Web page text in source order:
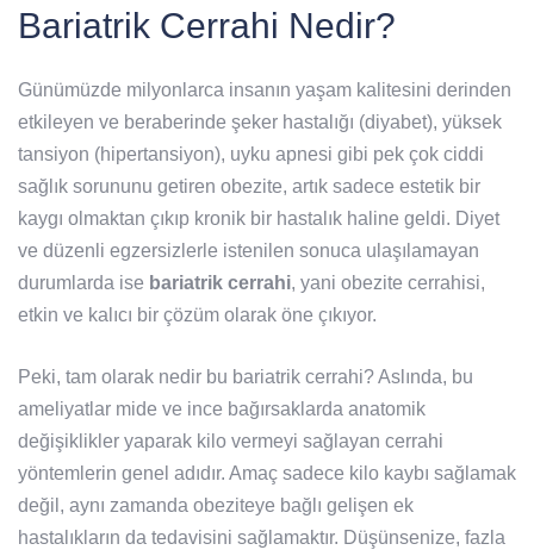
Bariatrik Cerrahi Nedir?
Günümüzde milyonlarca insanın yaşam kalitesini derinden
etkileyen ve beraberinde şeker hastalığı (diyabet), yüksek
tansiyon (hipertansiyon), uyku apnesi gibi pek çok ciddi
sağlık sorununu getiren obezite, artık sadece estetik bir
kaygı olmaktan çıkıp kronik bir hastalık haline geldi. Diyet
ve düzenli egzersizlerle istenilen sonuca ulaşılamayan
durumlarda ise bariatrik cerrahi, yani obezite cerrahisi,
etkin ve kalıcı bir çözüm olarak öne çıkıyor.
Peki, tam olarak nedir bu bariatrik cerrahi? Aslında, bu
ameliyatlar mide ve ince bağırsaklarda anatomik
değişiklikler yaparak kilo vermeyi sağlayan cerrahi
yöntemlerin genel adıdır. Amaç sadece kilo kaybı sağlamak
değil, aynı zamanda obeziteye bağlı gelişen ek
hastalıkların da tedavisini sağlamaktır. Düşünsenize, fazla